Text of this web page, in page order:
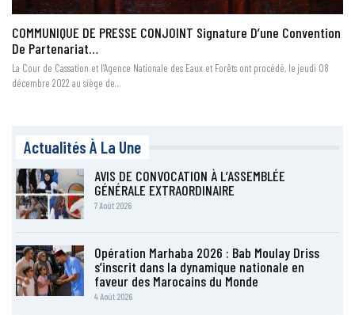
COMMUNIQUE DE PRESSE CONJOINT Signature D’une Convention
De Partenariat…
La Cour de Cassation et l’Agence Nationale des Eaux et Forêts ont procédé, le jeudi 08
décembre 2022 au siège de…
Actualités À La Une
AVIS DE CONVOCATION À L’ASSEMBLÉE
GÉNÉRALE EXTRAORDINAIRE
7 Août 2026
Opération Marhaba 2026 : Bab Moulay Driss
s’inscrit dans la dynamique nationale en
faveur des Marocains du Monde
4 Août 2026